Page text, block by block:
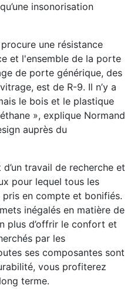
insonorisation
procure une résistance
et l'ensemble de la porte
de porte générique, des
est de R-9. Il n’y a
le bois et le plastique
», explique Normand
auprès du
travail de recherche et
pour lequel tous les
en compte et bonifiés.
inégalés en matière de
plus d’offrir le confort et
par les
ses composantes sont
vous profiterez
terme.